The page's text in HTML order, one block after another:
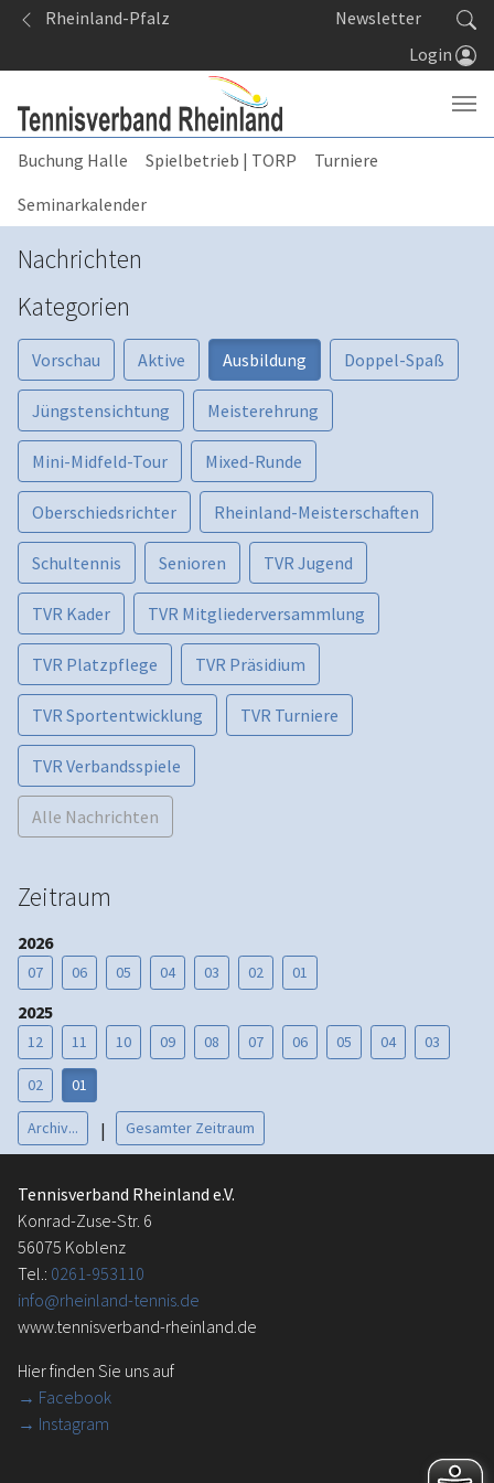
Springe zum Seiteninhalt
Rheinland-Pfalz
Newsletter
Login
Buchung Halle Spielbetrieb | TORP
Turniere
Seminarkalender
Nachrichten
Kategorien
Vorschau Aktive Ausbildung Doppel-Spaß
Jüngstensichtung Meisterehrung
Mini-Midfeld-Tour Mixed-Runde
Oberschiedsrichter Rheinland-Meisterschaften
Schultennis Senioren TVR Jugend
TVR Kader TVR Mitgliederversammlung
TVR Platzpflege TVR Präsidium
TVR Sportentwicklung TVR Turniere
TVR Verbandsspiele
Alle Nachrichten
Zeitraum
2026
07 06 05 04 03 02 01
2025
12 11 10 09 08 07 06 05 04 03
02 01
Archiv... | Gesamter Zeitraum
Tennisverband Rheinland e.V.
Konrad-Zuse-Str. 6
56075 Koblenz
Tel.: 0261-953110
info@rheinland-tennis.de
www.tennisverband-rheinland.de
Hier finden Sie uns auf
→ Facebook
→ Instagram